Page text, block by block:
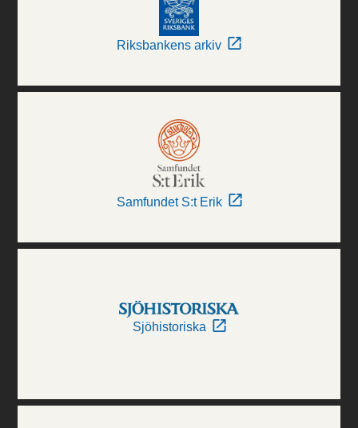
Riksbankens arkiv
Samfundet S:t Erik
Sjöhistoriska